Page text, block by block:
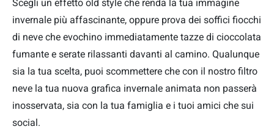
Scegli un effetto old style che renda la tua immagine
invernale più affascinante, oppure prova dei soffici fiocchi
di neve che evochino immediatamente tazze di cioccolata
fumante e serate rilassanti davanti al camino. Qualunque
sia la tua scelta, puoi scommettere che con il nostro filtro
neve la tua nuova grafica invernale animata non passerà
inosservata, sia con la tua famiglia e i tuoi amici che sui
social.